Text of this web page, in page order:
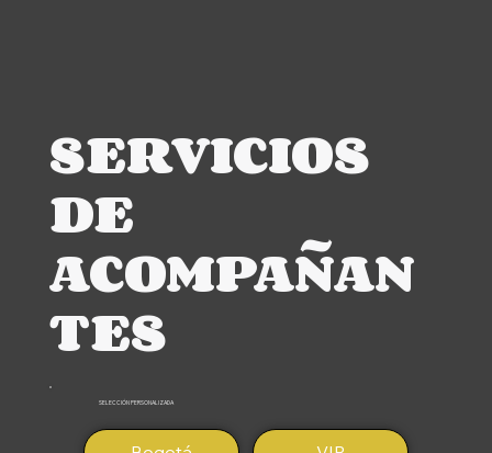
SERVICIOS
DE
ACOMPAÑAN
TES
SELECCIÓN PERSONALIZADA